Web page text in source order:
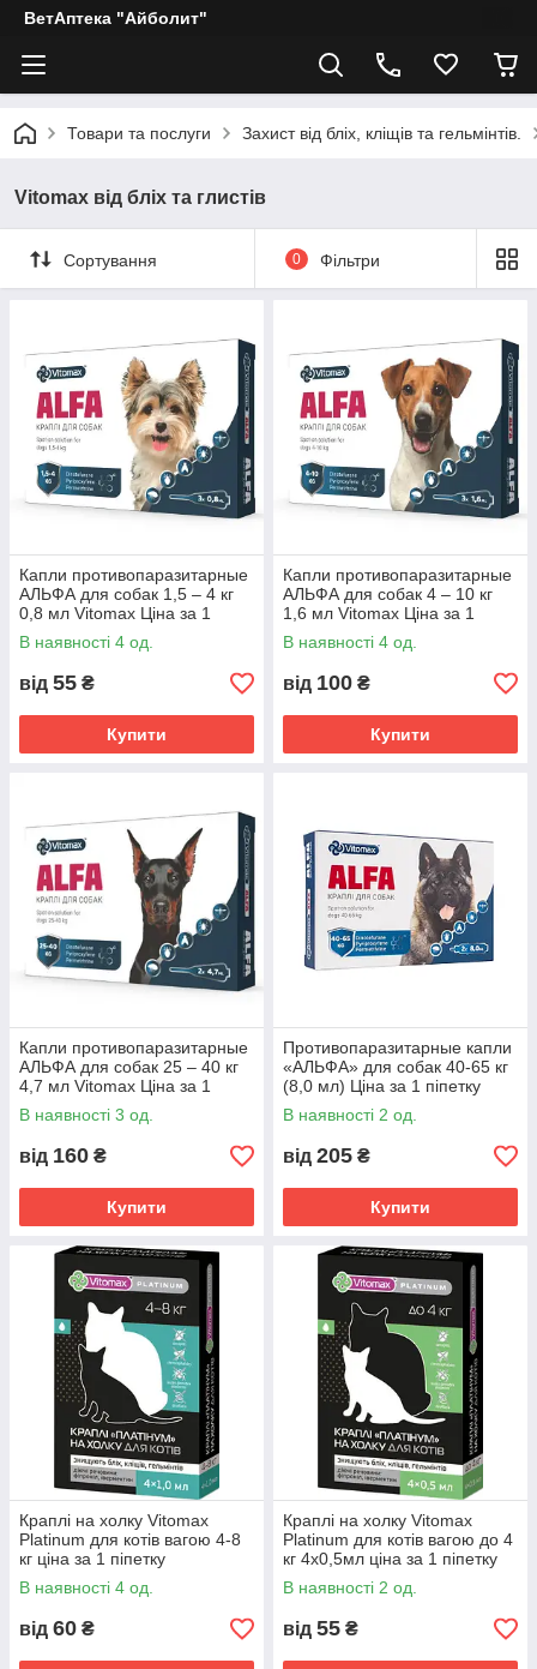
ВетАптека "Айболит"
Товари та послуги Захист від бліх, кліщів та гельмінтів.
Vitomax від бліх та глистів
Сортування 0 Фільтри
Капли противопаразитарные
АЛЬФА для собак 1,5 – 4 кг
0,8 мл Vitomax Ціна за 1
піпетку
В наявності 4 од.
від 55 ₴
Купити
Капли противопаразитарные
АЛЬФА для собак 4 – 10 кг
1,6 мл Vitomax Ціна за 1
піпетку
В наявності 4 од.
від 100 ₴
Купити
Капли противопаразитарные
АЛЬФА для собак 25 – 40 кг
4,7 мл Vitomax Ціна за 1
піпетку
В наявності 3 од.
від 160 ₴
Купити
Противопаразитарные капли
«АЛЬФА» для собак 40-65 кг
(8,0 мл) Ціна за 1 піпетку
В наявності 2 од.
від 205 ₴
Купити
Краплі на холку Vitomax
Platinum для котів вагою 4-8
кг ціна за 1 піпетку
В наявності 4 од.
від 60 ₴
Краплі на холку Vitomax
Platinum для котів вагою до 4
кг 4х0,5мл ціна за 1 піпетку
В наявності 2 од.
від 55 ₴